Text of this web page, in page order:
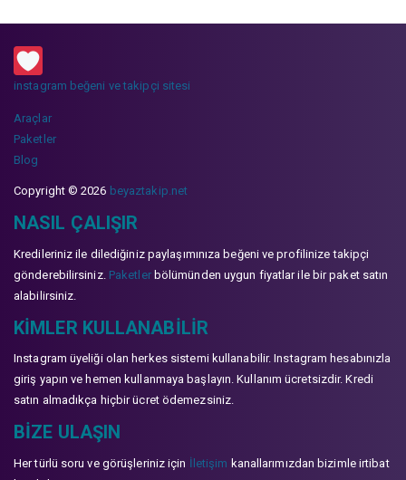
instagram beğeni ve takipçi sitesi
Araçlar
Paketler
Blog
Copyright © 2026 beyaztakip.net
NASIL ÇALIŞIR
Kredileriniz ile dilediğiniz paylaşımınıza beğeni ve profilinize takipçi
gönderebilirsiniz. Paketlerbölümünden uygun fiyatlar ile bir paket satın
alabilirsiniz.
KIMLER KULLANABILIR
Instagram üyeliği olan herkes sistemi kullanabilir. Instagram hesabınızla
giriş yapın ve hemen kullanmaya başlayın. Kullanım ücretsizdir. Kredi
satın almadıkça hiçbir ücret ödemezsiniz.
BIZE ULAŞIN
Her türlü soru ve görüşleriniz için İletişim kanallarımızdan bizimle irtibat